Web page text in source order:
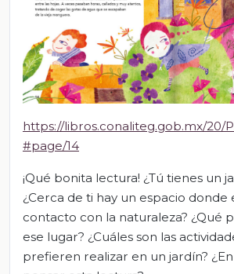
https://libros.conaliteg.gob.mx/20/
#page/14
¡Qué bonita lectura! ¿Tú tienes un
¿Cerca de ti hay un espacio donde
contacto con la naturaleza? ¿Qué
ese lugar? ¿Cuáles son las
prefieren realizar en un jardín?